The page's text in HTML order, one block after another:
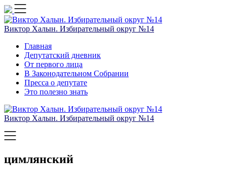
Skip
to
content
Виктор Халын. Избирательный округ №14
Главная
Депутатский дневник
От первого лица
В Законодательном Собрании
Пресса о депутате
Это полезно знать
Виктор Халын. Избирательный округ №14
цимлянский